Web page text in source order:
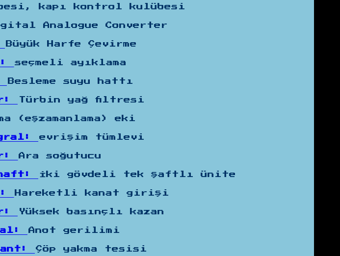
kapı kontrol kulübesi
Analogue Converter
Büyük Harfe Çevirme
seçmeli ayıklama
Besleme suyu hattı
Türbin yağ filtresi
(eşzamanlama) eki
evrişim tümlevi
Ara soğutucu
İki gövdeli tek şaftlı ünite
Hareketli kanat girişi
Yüksek basınçlı kazan
Anot gerilimi
Çöp yakma tesisi